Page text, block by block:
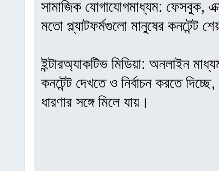
সামাজিক যোগাযোগমাধ্যম: ফেসবুক,
মতো প্ল্যাটফর্মগুলো মানুষের কনটেন্ট
ইন্টারঅ্যাকটিভ মিডিয়া: অনলাইন
কনটেন্ট দেখতে ও নির্বাচন করতে
ধারণার সঙ্গে মিলে যায়।